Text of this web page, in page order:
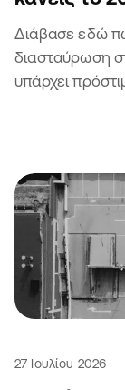
Διάβασε εδώ
διασταύρωση
υπάρχει
27 Ιουλίου 2026